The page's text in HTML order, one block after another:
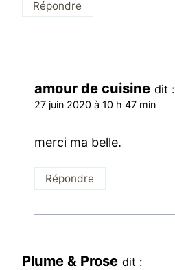
Répondre
amour de cuisine dit :
27 juin 2020 à 10 h 47 min
merci ma belle.
Répondre
Plume & Prose dit :